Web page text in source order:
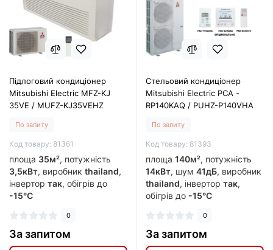
Підлоговий кондиціонер
Mitsubishi Electric MFZ-KJ
35VE / MUFZ-KJ35VEHZ
По запиту
Код товару: 81361
площа 35м², потужність
3,5кВт, виробник thailand,
інвертор так, обігрів до
-15°C
0
За запитом
Стельовий кондиціонер
Mitsubishi Electric PCA -
RP140KAQ / PUHZ-P140VHA
По запиту
Код товару: 81393
площа 140м², потужність
14кВт, шум 41дБ, виробник
thailand, інвертор так,
обігрів до -15°C
0
За запитом